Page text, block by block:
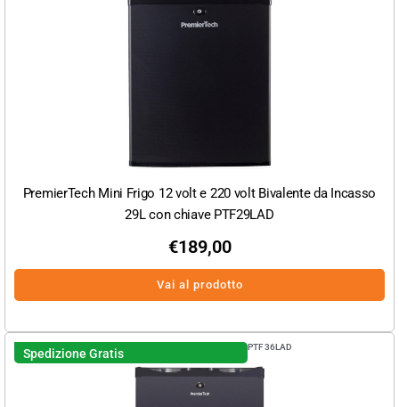
PremierTech Mini Frigo 12 volt e 220 volt Bivalente da Incasso
29L con chiave PTF29LAD
€189,00
Vai al prodotto
Spedizione Gratis PTF36LAD